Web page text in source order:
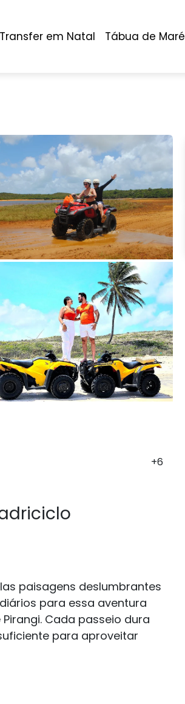
Transfer em Natal Tábua de
+6
paisagens deslumbrantes
para essa aventura
Pirangi. Cada passeio dura
para aproveitar